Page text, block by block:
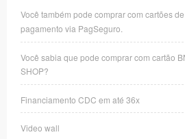
Você também pode comprar com cartões
pagamento via PagSeguro.
Você sabia que pode comprar com cartão
SHOP?
Financiamento CDC em até 36x
Video wall